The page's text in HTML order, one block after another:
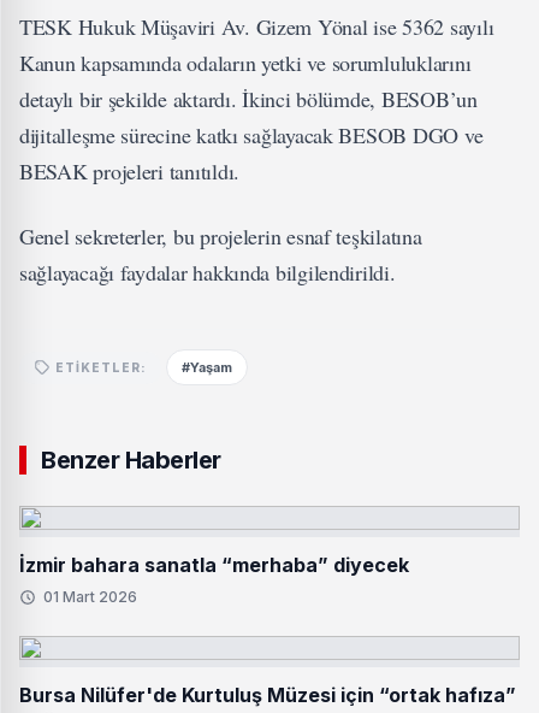
TESK Hukuk Müşaviri Av. Gizem Yönal ise 5362 sayılı
Kanun kapsamında odaların yetki ve sorumluluklarını
detaylı bir şekilde aktardı. İkinci bölümde, BESOB’un
dijitalleşme sürecine katkı sağlayacak BESOB DGO ve
BESAK projeleri tanıtıldı.
Genel sekreterler, bu projelerin esnaf teşkilatına
sağlayacağı faydalar hakkında bilgilendirildi.
ETIKETLER: #Yaşam
Benzer Haberler
İzmir bahara sanatla “merhaba” diyecek
01 Mart 2026
Bursa Nilüfer'de Kurtuluş Müzesi için “ortak hafıza”